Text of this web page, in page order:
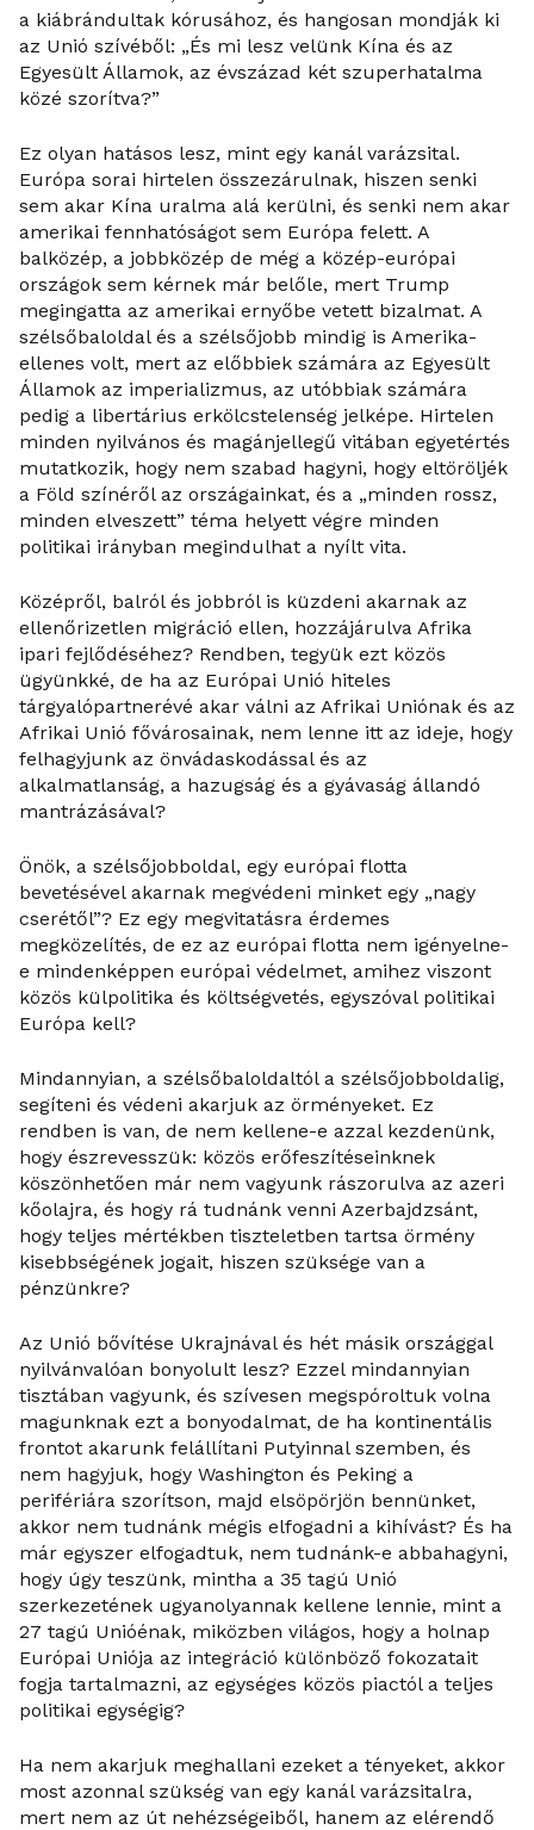
a kiábrándultak kórusához, és hangosan mondják ki
az Unió szívéből: „És mi lesz velünk Kína és az
Egyesült Államok, az évszázad két szuperhatalma
közé szorítva?”
Ez olyan hatásos lesz, mint egy kanál varázsital.
Európa sorai hirtelen összezárulnak, hiszen senki
sem akar Kína uralma alá kerülni, és senki nem akar
amerikai fennhatóságot sem Európa felett. A
balközép, a jobbközép de még a közép-európai
országok sem kérnek már belőle, mert Trump
megingatta az amerikai ernyőbe vetett bizalmat. A
szélsőbaloldal és a szélsőjobb mindig is Amerika-
ellenes volt, mert az előbbiek számára az Egyesült
Államok az imperializmus, az utóbbiak számára
pedig a libertárius erkölcstelenség jelképe. Hirtelen
minden nyilvános és magánjellegű vitában egyetértés
mutatkozik, hogy nem szabad hagyni, hogy eltöröljék
a Föld színéről az országainkat, és a „minden rossz,
minden elveszett” téma helyett végre minden
politikai irányban megindulhat a nyílt vita.
Középről, balról és jobbról is küzdeni akarnak az
ellenőrizetlen migráció ellen, hozzájárulva Afrika
ipari fejlődéséhez? Rendben, tegyük ezt közös
ügyünkké, de ha az Európai Unió hiteles
tárgyalópartnerévé akar válni az Afrikai Uniónak és az
Afrikai Unió fővárosainak, nem lenne itt az ideje, hogy
felhagyjunk az önvádaskodással és az
alkalmatlanság, a hazugság és a gyávaság állandó
mantrázásával?
Önök, a szélsőjobboldal, egy európai flotta
bevetésével akarnak megvédeni minket egy „nagy
cserétől”? Ez egy megvitatásra érdemes
megközelítés, de ez az európai flotta nem igényelne-
e mindenképpen európai védelmet, amihez viszont
közös külpolitika és költségvetés, egyszóval politikai
Európa kell?
Mindannyian, a szélsőbaloldaltól a szélsőjobboldalig,
segíteni és védeni akarjuk az örményeket. Ez
rendben is van, de nem kellene-e azzal kezdenünk,
hogy észrevesszük: közös erőfeszítéseinknek
köszönhetően már nem vagyunk rászorulva az azeri
kőolajra, és hogy rá tudnánk venni Azerbajdzsánt,
hogy teljes mértékben tiszteletben tartsa örmény
kisebbségének jogait, hiszen szüksége van a
pénzünkre?
Az Unió bővítése Ukrajnával és hét másik országgal
nyilvánvalóan bonyolult lesz? Ezzel mindannyian
tisztában vagyunk, és szívesen megspóroltuk volna
magunknak ezt a bonyodalmat, de ha kontinentális
frontot akarunk felállítani Putyinnal szemben, és
nem hagyjuk, hogy Washington és Peking a
perifériára szorítson, majd elsöpörjön bennünket,
akkor nem tudnánk mégis elfogadni a kihívást? És ha
már egyszer elfogadtuk, nem tudnánk-e abbahagyni,
hogy úgy teszünk, mintha a 35 tagú Unió
szerkezetének ugyanolyannak kellene lennie, mint a
27 tagú Unióénak, miközben világos, hogy a holnap
Európai Uniója az integráció különböző fokozatait
fogja tartalmazni, az egységes közös piactól a teljes
politikai egységig?
Ha nem akarjuk meghallani ezeket a tényeket, akkor
most azonnal szükség van egy kanál varázsitalra,
mert nem az út nehézségeiből, hanem az elérendő